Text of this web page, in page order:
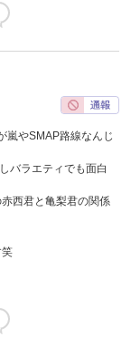
嵐やSMAP路線なんじ
バラエティでも面白
西君と亀梨君の関係